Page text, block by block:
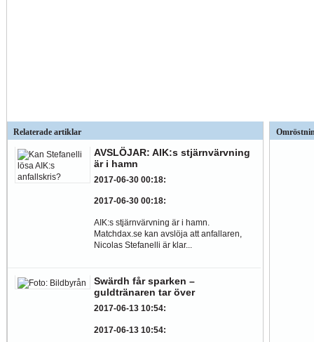
Relaterade artiklar
AVSLÖJAR: AIK:s stjärnvärvning
är i hamn
2017-06-30 00:18:
2017-06-30 00:18:
AIK:s stjärnvärvning är i hamn.
Matchdax.se kan avslöja att anfallaren,
Nicolas Stefanelli är klar...
Swärdh får sparken –
guldtränaren tar över
2017-06-13 10:54:
2017-06-13 10:54: